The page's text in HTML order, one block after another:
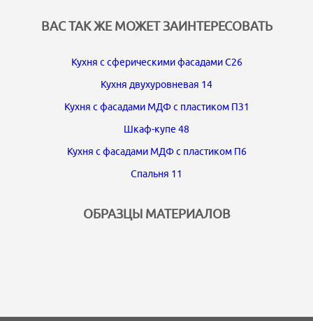
ВАС ТАК ЖЕ МОЖЕТ ЗАИНТЕРЕСОВАТЬ
Кухня с сферическими фасадами C26
Кухня двухуровневая 14
Кухня с фасадами МДФ с пластиком П31
Шкаф-купе 48
Кухня с фасадами МДФ с пластиком П6
Спальня 11
ОБРАЗЦЫ МАТЕРИАЛОВ